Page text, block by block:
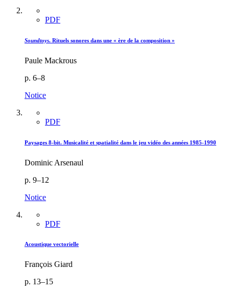
PDF
Soundtoys. Rituels sonores dans une « ère de la composition »
Paule Mackrous
p. 6–8
Notice
PDF
Paysages 8-bit. Musicalité et spatialité dans le jeu vidéo des années 1985-1990
Dominic Arsenaul
p. 9–12
Notice
PDF
Acoustique vectorielle
François Giard
p. 13–15